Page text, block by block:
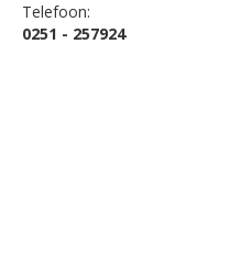
Telefoon:
0251 - 257924